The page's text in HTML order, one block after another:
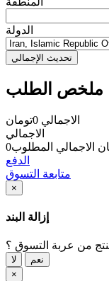
الدولة
تحديث الإجمالي
ملخص الطلب
الاجمالي 0تومان
الاجمالي
الاجمالي المطلوب
الدفع
متابعة التسوق
×
إزالة البند
من عربة التسوق ؟
لا
نعم
×